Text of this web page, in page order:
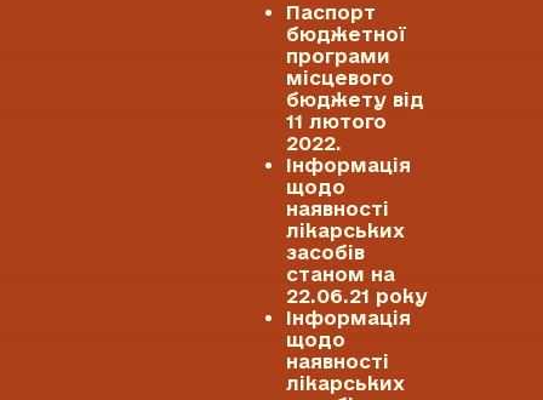
Паспорт
бюджетної
програми
місцевого
бюджету від
11 лютого
2022.
Інформація
щодо
наявності
лікарських
засобів
станом на
22.06.21 року
Інформація
щодо
наявності
лікарських